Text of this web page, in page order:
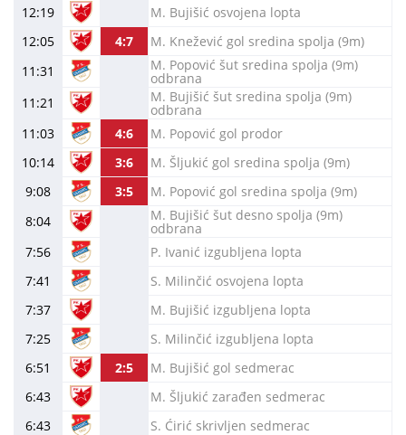
12:19
M. Bujišić osvojena lopta
12:05
4:7
M. Knežević gol sredina spolja (9m)
11:31
M. Popović šut sredina spolja (9m)
odbrana
11:21
M. Bujišić šut sredina spolja (9m)
odbrana
11:03
4:6
M. Popović gol prodor
10:14
3:6
M. Šljukić gol sredina spolja (9m)
9:08
3:5
M. Popović gol sredina spolja (9m)
8:04
M. Bujišić šut desno spolja (9m)
odbrana
7:56
P. Ivanić izgubljena lopta
7:41
S. Milinčić osvojena lopta
7:37
M. Bujišić izgubljena lopta
7:25
S. Milinčić izgubljena lopta
6:51
2:5
M. Bujišić gol sedmerac
6:43
M. Šljukić zarađen sedmerac
6:43
S. Ćirić skrivljen sedmerac